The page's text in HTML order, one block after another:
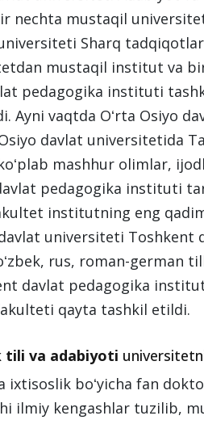
mustaqil
Sharq
mustaqil institut va
pedagogika instituti
Ayni vaqtda Oʻrta Osiyo
davlat universitetida
mashhur olimlar,
pedagogika instituti
institutning eng
davlat universiteti
rus, roman-german
davlat pedagogika
qayta tashkil etildi.
tili va adabiyoti
boʻyicha fan
ilmiy kengashlar tuzilib,